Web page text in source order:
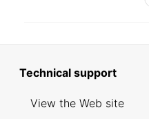
Technical support
View the Web site